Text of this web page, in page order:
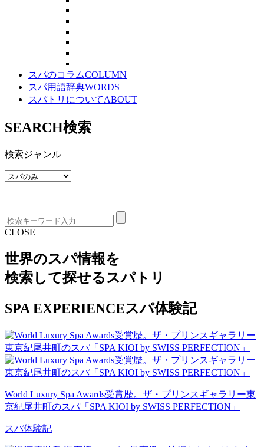
スパのコラムCOLUMN
スパ用語辞典WORDS
スパトリについてABOUT
SEARCH検索
検索ジャンル
CLOSE
世界のスパ情報を
検索して探せるスパトリ
SPA EXPERIENCEスパ体験記
World Luxury Spa Awards受賞歴。ザ・プリンスギャラリー東
京紀尾井町のスパ「SPA KIOI by SWISS PERFECTION」
スパ体験記